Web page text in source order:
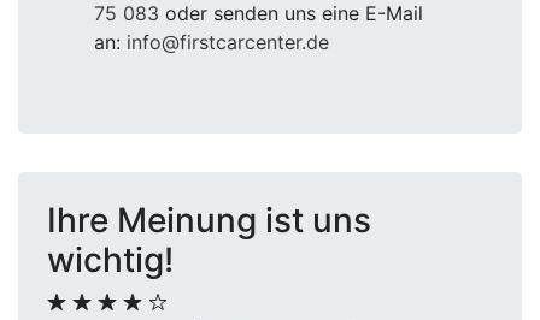
75 083 oder senden uns eine E-Mail
an: info@firstcarcenter.de
Ihre Meinung ist uns
wichtig!